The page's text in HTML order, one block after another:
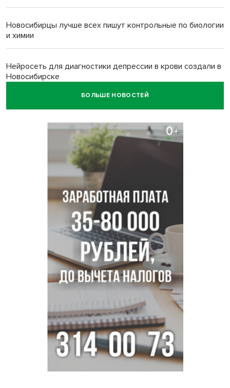
Новосибирцы лучше всех пишут контрольные по биологии
и химии
Нейросеть для диагностики депрессии в крови создали в
Новосибирске
БОЛЬШЕ НОВОСТЕЙ